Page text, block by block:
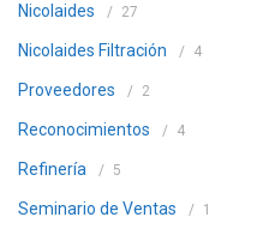
Nicolaides 27
Nicolaides Filtración 4
Proveedores 2
Reconocimientos 4
Refinería 5
Seminario de Ventas 1